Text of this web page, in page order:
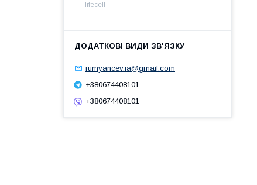
lifecell
rumyancev.ia@gmail.com
+380674408101
+380674408101